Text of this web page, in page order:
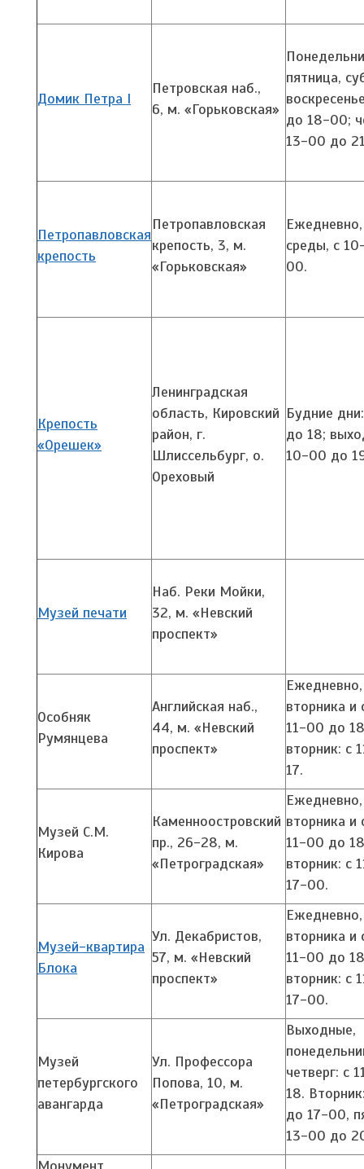
Домик Петра I
Петровская наб.,
6, м. «Горьковская»
пятница,
до 18-00;
13-00 до
Петропавловская
крепость
Петропавловская
крепость, 3, м.
«Горьковская»
среды, с
00.
Крепость
«Орешек»
Ленинградская
область, Кировский
район, г.
Шлиссельбург, о.
Ореховый
Будние
до 18;
10-00 до
Музей печати
Наб. Реки Мойки,
32, м. «Невский
проспект»
Особняк
Румянцева
Английская наб.,
44, м. «Невский
проспект»
вторника и
11-00 до
вторник: с
17.
Музей С.М.
Кирова
Каменноостровский
пр., 26-28, м.
«Петроградская»
вторника и
11-00 до
вторник: с
17-00.
Музей-квартира
Блока
Ул. Декабристов,
57, м. «Невский
проспект»
вторника и
11-00 до
вторник: с
17-00.
Музей
петербургского
авангарда
Ул. Профессора
Попова, 10, м.
«Петроградская»
Выходные,
четверг: с
18.
до 17-00,
13-00 до
Монумент